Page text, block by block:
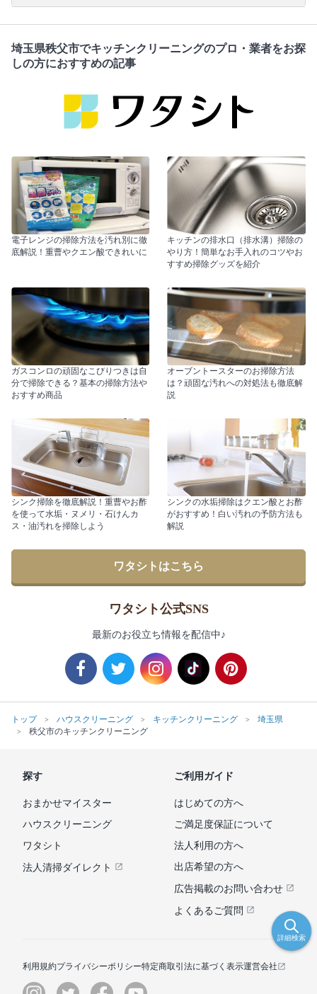
埼玉県秩父市でキッチンクリーニングのプロ・業者をお探
しの方におすすめの記事
電子レンジの掃除方法を汚れ別に徹
底解説！重曹やクエン酸できれいに
キッチンの排水口（排水溝）掃除の
やり方！簡単なお手入れのコツやお
すすめ掃除グッズを紹介
ガスコンロの頑固なこびりつきは自
分で掃除できる？基本の掃除方法や
おすすめ商品
オーブントースターのお掃除方法
は？頑固な汚れへの対処法も徹底解
説
シンク掃除を徹底解説！重曹やお酢
を使って水垢・ヌメリ・石けんカ
ス・油汚れを掃除しよう
シンクの水垢掃除はクエン酸とお酢
がおすすめ！白い汚れの予防方法も
解説
ワタシトはこちら
ワタシト公式SNS
最新のお役立ち情報を配信中♪
トップ ハウスクリーニング キッチンクリーニング
埼玉県
秩父市のキッチンクリーニング
詳細検索
探す
おまかせマイスター
ハウスクリーニング
ワタシト
法人清掃ダイレクト
ご利用ガイド
はじめての方へ
ご満足度保証について
法人利用の方へ
出店希望の方へ
広告掲載のお問い合わせ
よくあるご質問
利用規約プライバシーポリシー特定商取引法に基づく表示運営会社